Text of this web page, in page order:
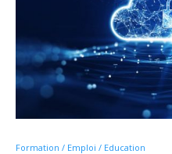
Formation / Emploi / Education